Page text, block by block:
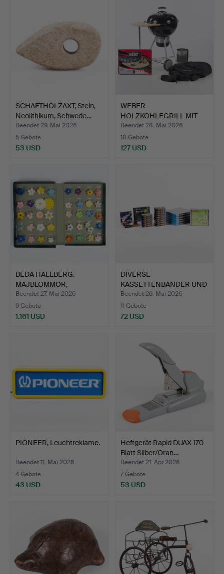
SCHAFTHOLZAXT, Stein,
Neolithikum, Schwede…
Beendet 29. Mai 2026
5 Gebote
53 USD
WEBER
HOLZKOHLEGRILL MIT
ZUBEHÖR.
Beendet 28. Mai 2026
18 Gebote
127 USD
BEDA HALLBERG.
MAJBLOMMOR,
Sammlung 1907–1…
Beendet 27. Mai 2026
9 Gebote
1.161 USD
DIVERSE
KASSETTENBÄNDER UND
CD-R.
Beendet 26. Mai 2026
11 Gebote
72 USD
PIONEER, Leuchtreklame.
Beendet 11. Mai 2026
4 Gebote
43 USD
Heftgerät Rapid DUAX 170
Blatt Silber/Oran…
Beendet 21. Apr 2026
7 Gebote
53 USD